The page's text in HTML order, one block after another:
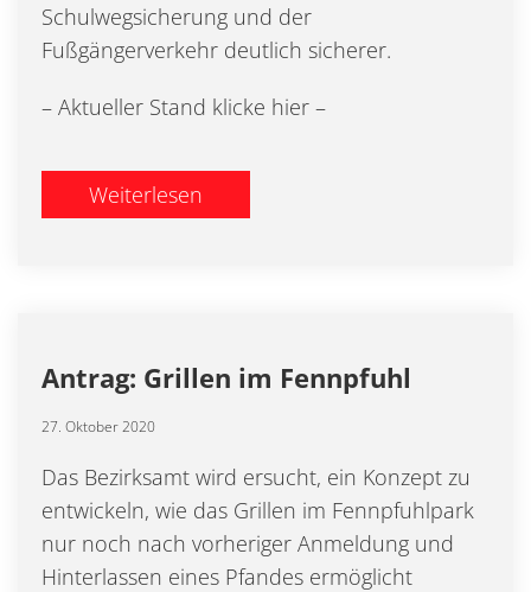
Schulwegsicherung und der
Fußgängerverkehr deutlich sicherer.
– Aktueller Stand klicke hier –
Weiterlesen
Antrag: Grillen im Fennpfuhl
27. Oktober 2020
Das Bezirksamt wird ersucht, ein Konzept zu
entwickeln, wie das Grillen im Fennpfuhlpark
nur noch nach vorheriger Anmeldung und
Hinterlassen eines Pfandes ermöglicht